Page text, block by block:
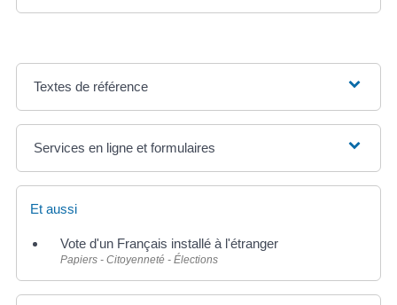
Textes de référence
Services en ligne et formulaires
Et aussi
Vote d'un Français installé à l'étranger
Papiers - Citoyenneté - Élections